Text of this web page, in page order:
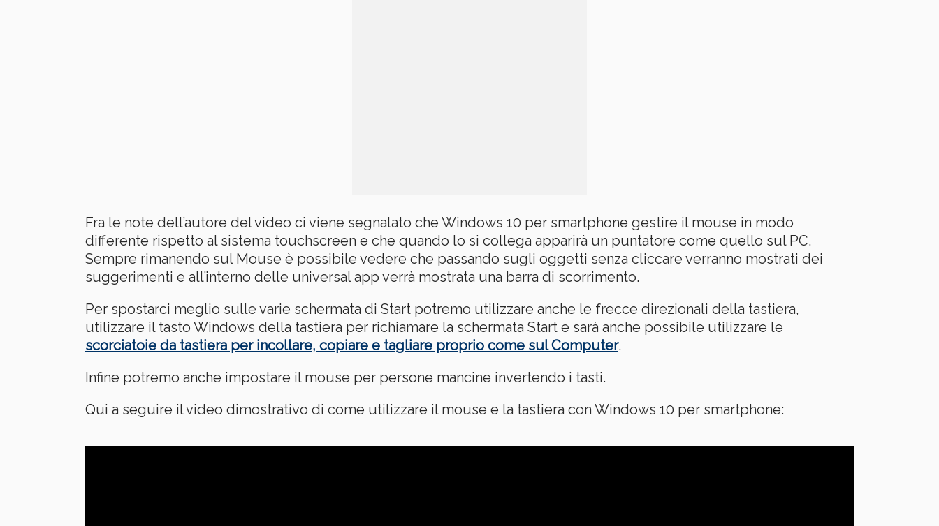
Fra le note dell’autore del video ci viene segnalato che Windows 10 per smartphone gestire il mouse in modo
differente rispetto al sistema touchscreen e che quando lo si collega apparirà un puntatore come quello sul PC.
Sempre rimanendo sul Mouse è possibile vedere che passando sugli oggetti senza cliccare verranno mostrati dei
suggerimenti e all’interno delle universal app verrà mostrata una barra di scorrimento.
Per spostarci meglio sulle varie schermata di Start potremo utilizzare anche le frecce direzionali della tastiera,
utilizzare il tasto Windows della tastiera per richiamare la schermata Start e sarà anche possibile utilizzare le
scorciatoie da tastiera per incollare, copiare e tagliare proprio come sul Computer.
Infine potremo anche impostare il mouse per persone mancine invertendo i tasti.
Qui a seguire il video dimostrativo di come utilizzare il mouse e la tastiera con Windows 10 per smartphone: